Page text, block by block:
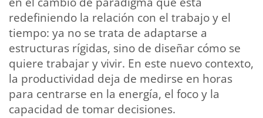
redefiniendo la relación con el trabajo y el
tiempo: ya no se trata de adaptarse a
estructuras rígidas, sino de diseñar cómo se
quiere trabajar y vivir. En este nuevo contexto,
la productividad deja de medirse en horas
para centrarse en la energía, el foco y la
capacidad de tomar decisiones.